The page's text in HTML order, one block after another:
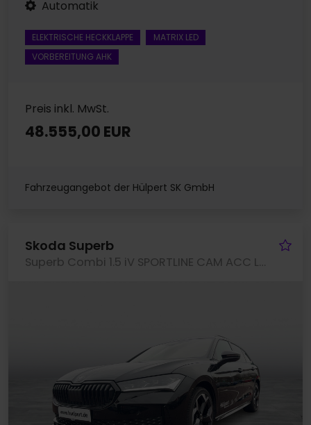
Automatik
ELEKTRISCHE HECKKLAPPE
MATRIX LED
VORBEREITUNG AHK
Preis inkl. MwSt.
48.555,00 EUR
Fahrzeugangebot der Hülpert SK GmbH
Skoda Superb
Superb Combi 1.5 iV SPORTLINE CAM ACC LM19 NAVI